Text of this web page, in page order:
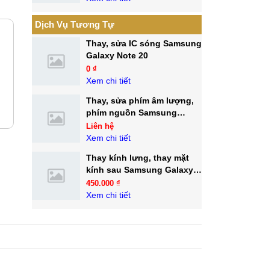
Dịch Vụ Tương Tự
Thay, sửa IC sóng Samsung
Galaxy Note 20
0 ₫
Xem chi tiết
Thay, sửa phím âm lượng,
phím nguồn Samsung
Galaxy Note 20 Ultra
Liên hệ
Xem chi tiết
Thay kính lưng, thay mặt
kính sau Samsung Galaxy
Note 20 Ultra
450.000 ₫
Xem chi tiết